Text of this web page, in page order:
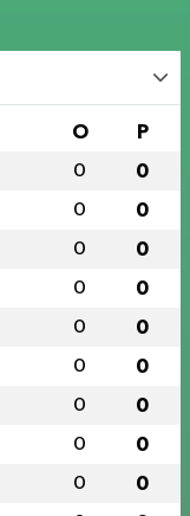
O P
0 0
0 0
0 0
0 0
0 0
0 0
0 0
0 0
0 0